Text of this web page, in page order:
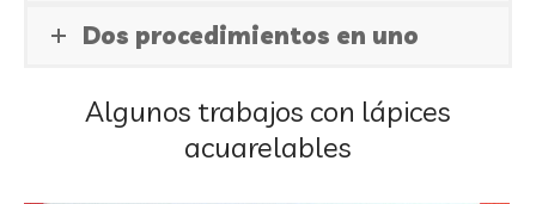
Dos procedimientos en uno
Algunos trabajos con lápices
acuarelables